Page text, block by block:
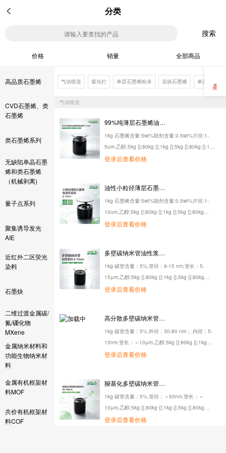
分类
搜索
价格 销量 全部商品
高品质石墨烯
CVD石墨烯、类
石墨烯
类石墨烯系列
无缺陷单晶石墨
烯和类石墨烯
（机械剥离)
量子点系列
聚集诱导发光
AIE
近红外二区荧光
染料
石墨炔
二维过渡金属碳/
氮/硼化物
MXene
金属纳米材料和
功能生物纳米材
料
金属有机框架材
料MOF
共价有机框架材
料COF
气动喷壶 紫光灯 单层石墨烯粉末 花状石墨烯 单层氧化石
气动喷壶
99%纯薄层石墨烯油性浆料1-6nm
1kg 石墨烯含量:5wt%助剂含量:0.5wt%片径:1-
5um,乙醇;5kg {};80kg {};1kg {};5kg {};80kg {};1kg
{};5kg {};80kg {};1kg {};5kg {};80kg {};1kg {};5kg
登录后查看价格
油性小粒径薄层石墨烯油性浆料2-3nm
1kg 石墨烯含量:5wt%助剂含量:0.5wt%片径:1-
10um,乙醇;5kg {};80kg {};1kg {};5kg {};80kg
{};1kg {};5kg {};80kg {};1kg {};5kg {};80kg {};1kg
登录后查看价格
多壁碳纳米管油性浆料6-15nm
1kg 碳管含量：5%,管径：6-15 nm,管长：5-
15μm,乙醇;5kg {};80kg {};1kg {};5kg {};80kg
{};1kg {};5kg {};80kg {};1kg {};5kg {};80kg {};1kg
登录后查看价格
高分散多壁碳纳米管油性浆料5-15nm
1kg 碳管含量：5%,外径：30-80 nm；,内径：5-
15nm,管长：＜10μm,乙醇;5kg {};80kg {};1kg
{};5kg {};80kg {};1kg {};5kg {};80kg {};1kg {};5kg
登录后查看价格
羧基化多壁碳纳米管油性浆料30-80nm
1kg 碳管含量：5%,管径：＞50nm,管长：＜
10μm,乙醇;5kg {};80kg {};1kg {};5kg {};80kg
{};1kg {};5kg {};80kg {};1kg {};5kg {};80kg {};1kg
登录后查看价格